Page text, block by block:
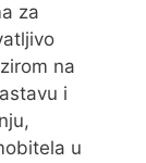
za
na
i
u